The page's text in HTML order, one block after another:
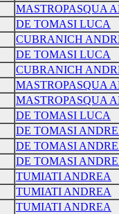
MASTROPASQUA
DE TOMASI LUCA
CUBRANICH
DE TOMASI LUCA
CUBRANICH
MASTROPASQUA
MASTROPASQUA
DE TOMASI LUCA
DE TOMASI
DE TOMASI
DE TOMASI
TUMIATI ANDREA
TUMIATI ANDREA
TUMIATI ANDREA